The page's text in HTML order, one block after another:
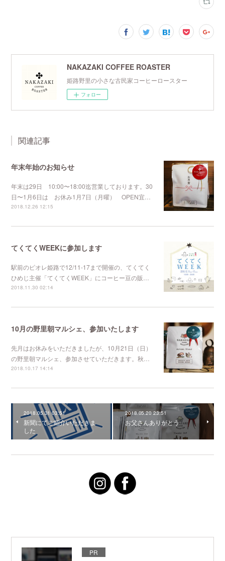
NAKAZAKI COFFEE ROASTER
姫路野里の小さな古民家コーヒーロースター
フォロー
関連記事
年末年始のお知らせ
年末は29日 10:00〜18:00迄営業しております。30
日〜1月6日は お休み1月7日（月曜） OPEN宜…
2018.12.26 12:15
てくてくWEEKに参加します
駅前のピオレ姫路で12/11-17まで開催の、てくてく
ひめじ主催「てくてくWEEK」にコーヒー豆の販…
2018.11.30 02:14
10月の野里朝マルシェ、参加いたします
先月はお休みをいただきましたが、10月21日（日）
の野里朝マルシェ、参加させていただきます。秋…
2018.10.17 14:14
2018.05.31 03:51
新聞にてご紹介いただきま
した
2018.05.20 23:51
お父さんありがとう
PR